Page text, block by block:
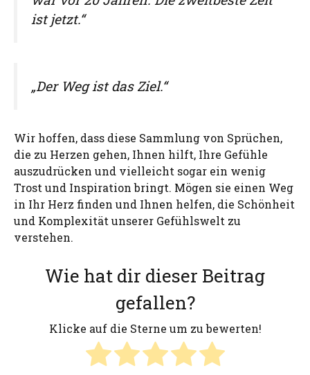
ist jetzt.“
„Der Weg ist das Ziel.“
Wir hoffen, dass diese Sammlung von Sprüchen,
die zu Herzen gehen, Ihnen hilft, Ihre Gefühle
auszudrücken und vielleicht sogar ein wenig
Trost und Inspiration bringt. Mögen sie einen Weg
in Ihr Herz finden und Ihnen helfen, die Schönheit
und Komplexität unserer Gefühlswelt zu
verstehen.
Wie hat dir dieser Beitrag
gefallen?
Klicke auf die Sterne um zu bewerten!